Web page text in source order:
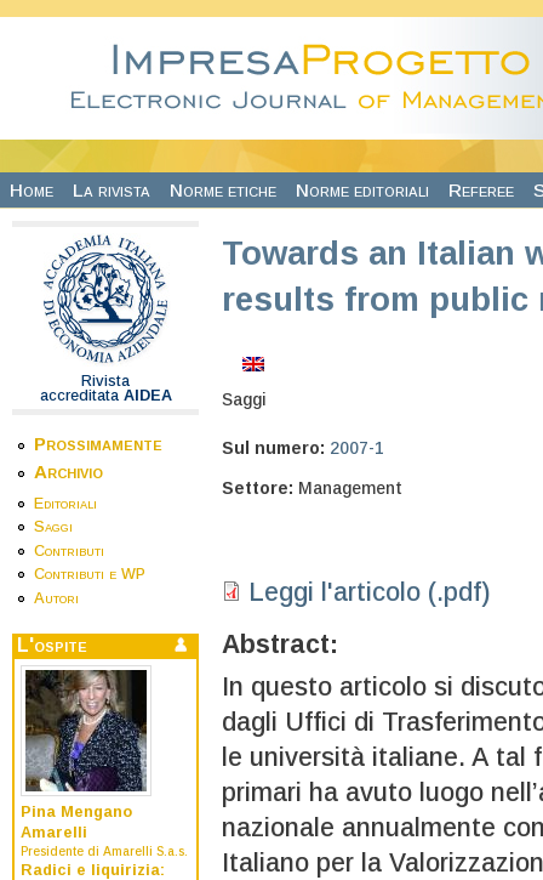
Home La rivista Norme etiche Norme editoriali Referee
Rivista
accreditata AIDEA
Prossimamente
Archivio
Editoriali
Saggi
Contributi
Contributi e WP
Autori
L'ospite
Pina Mengano
Amarelli
Presidente di Amarelli S.a.s.
Radici e liquirizia:
Towards an Italian
results from public
Saggi
Sul numero: 2007-1
Settore: Management
Leggi l'articolo (.pdf)
Abstract:
In questo articolo si
dagli Uffici di
le università italiane. A tal
primari ha avuto luogo
nazionale annualmente
Italiano per la